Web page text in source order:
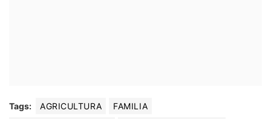
Tags: AGRICULTURA
FAMILIA